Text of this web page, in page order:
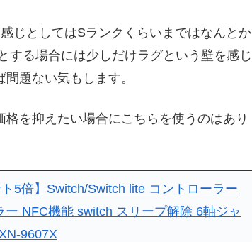
じとしてはSランクくらいまではなんとか
する場合には少しだけラグという壁を感じ
題ない気もします。
を抑えたい場合にこちらを使うのはあり
5倍】Switch/Switch lite コントローラー
NFC機能 switch スリープ解除 6軸ジャ
9607X